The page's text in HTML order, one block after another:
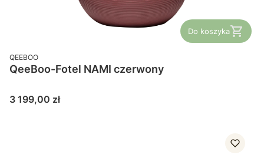
Do koszyka
PRODUCENT
QEEBOO
QeeBoo-Fotel NAMI czerwony
Cena
3 199,00 zł